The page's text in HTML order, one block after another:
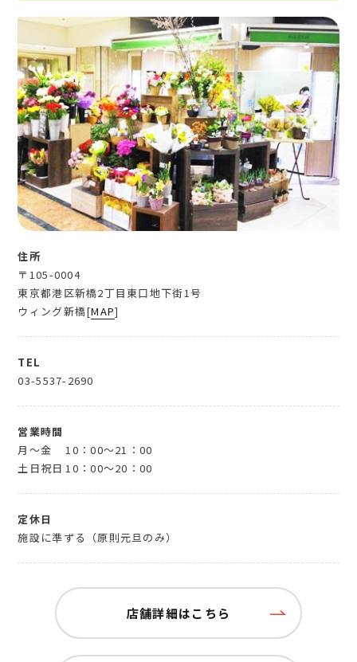
住所
〒105-0004
東京都港区新橋2丁目東口地下街1号
ウィング新橋[MAP]
TEL
03-5537-2690
営業時間
月～金
10：00～21：00
土日祝日 10：00～20：00
定休日
施設に準ずる（原則元旦のみ）
店舗詳細はこちら